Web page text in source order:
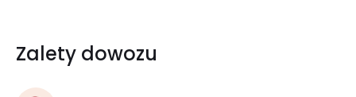
Zalety dowozu